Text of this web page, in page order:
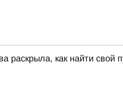
раскрыла, как найти свой